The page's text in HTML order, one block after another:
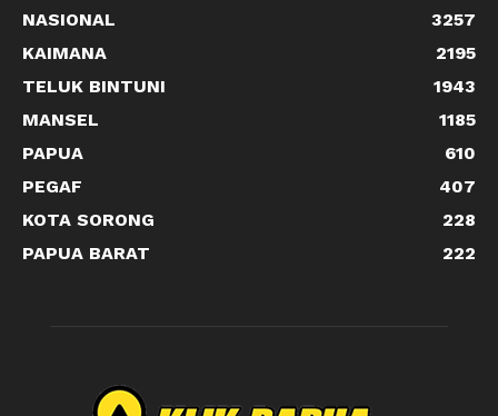
NASIONAL
3257
KAIMANA
2195
TELUK BINTUNI
1943
MANSEL
1185
PAPUA
610
PEGAF
407
KOTA SORONG
228
PAPUA BARAT
222